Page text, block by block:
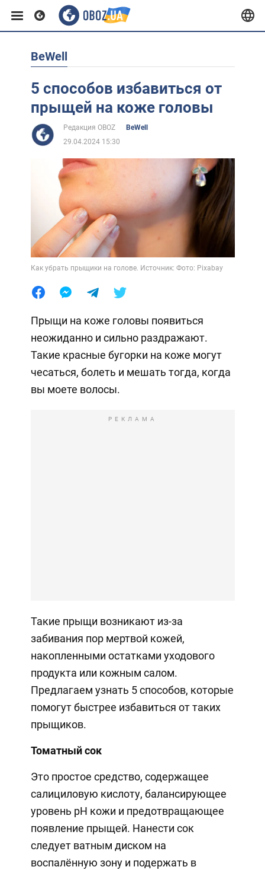
Европа
США
Азия
Лайфхаки
BeWell
5 способов избавиться от
прыщей на коже головы
Редакция OBOZ
BeWell
29.04.2024 15:30
Как убрать прыщики на голове. Источник: Фото: Pixabay
Прыщи на коже головы появиться
неожиданно и сильно раздражают.
Такие красные бугорки на коже могут
чесаться, болеть и мешать тогда, когда
вы моете волосы.
РЕКЛАМА
Такие прыщи возникают из-за
забивания пор мертвой кожей,
накопленными остатками уходового
продукта или кожным салом.
Предлагаем узнать 5 способов, которые
помогут быстрее избавиться от таких
прыщиков.
Томатный сок
Это простое средство, содержащее
салициловую кислоту, балансирующее
уровень pH кожи и предотвращающее
появление прыщей. Нанести сок
следует ватным диском на
воспалённую зону и подержать в